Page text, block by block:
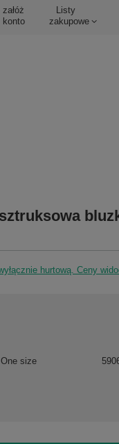
załóż
konto
Listy
zakupowe
hurtową. Ceny
One size